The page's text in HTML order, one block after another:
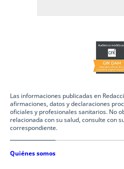
Las informaciones publicadas en
afirmaciones, datos y declaraciones
oficiales y profesionales sanitarios. No
relacionada con su salud, consulte con
correspondiente.
Quiénes somos